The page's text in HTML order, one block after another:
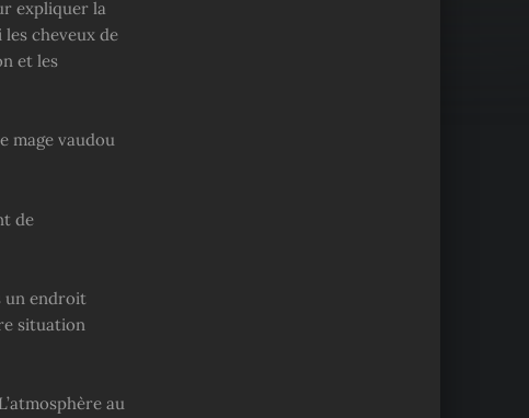
expliquer la
cheveux de
et les
mage vaudou
de
un endroit
situation
au